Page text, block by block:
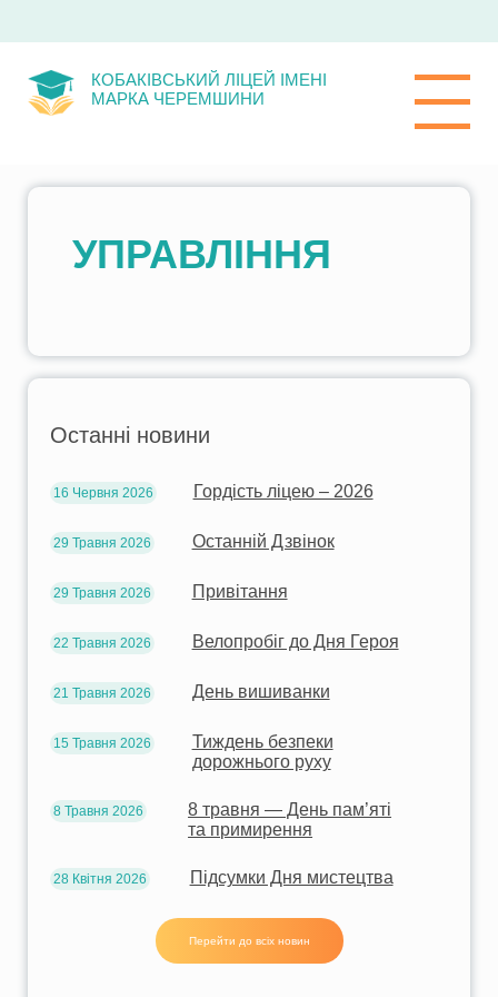
КОБАКІВСЬКИЙ ЛІЦЕЙ ІМЕНІ
МАРКА ЧЕРЕМШИНИ
УПРАВЛІННЯ
Останні новини
16 Червня 2026 Гордість ліцею – 2026
29 Травня 2026 Останній Дзвінок
29 Травня 2026 Привітання
22 Травня 2026 Велопробіг до Дня Героя
21 Травня 2026 День вишиванки
15 Травня 2026
Тиждень безпеки
дорожнього руху
8 Травня 2026
8 травня — День пам’яті
та примирення
28 Квітня 2026 Підсумки Дня мистецтва
Перейти до всіх новин